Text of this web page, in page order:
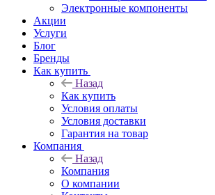
Электронные компоненты
Акции
Услуги
Блог
Бренды
Как купить
Назад
Как купить
Условия оплаты
Условия доставки
Гарантия на товар
Компания
Назад
Компания
О компании